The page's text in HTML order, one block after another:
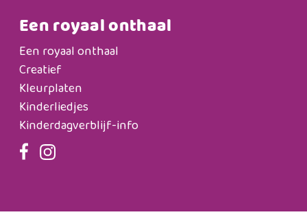
Een royaal onthaal
Een royaal onthaal
Creatief
Kleurplaten
Kinderliedjes
Kinderdagverblijf-info